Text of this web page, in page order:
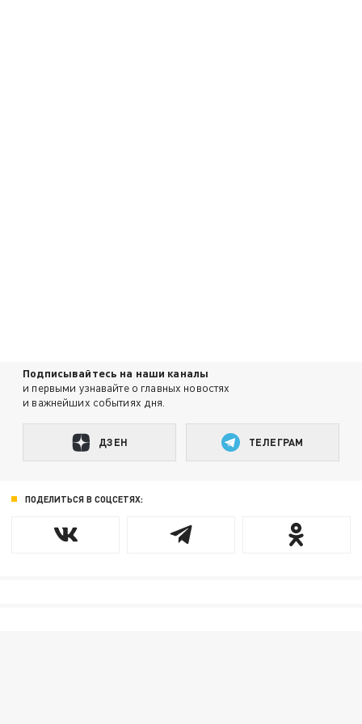
Подписывайтесь на наши каналы
и первыми узнавайте о главных новостях
и важнейших событиях дня.
ДЗЕН ТЕЛЕГРАМ
ПОДЕЛИТЬСЯ В СОЦСЕТЯХ: